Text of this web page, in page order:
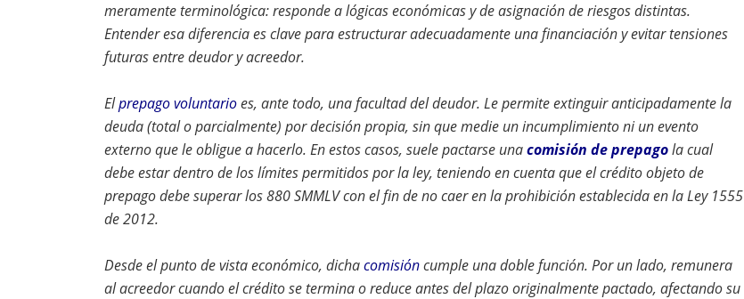
meramente terminológica: responde a lógicas económicas y de asignación de riesgos distintas.
Entender esa diferencia es clave para estructurar adecuadamente una financiación y evitar tensiones
futuras entre deudor y acreedor.
Elprepago voluntarioes, ante todo, una facultad del deudor. Le permite extinguir anticipadamente la
deuda (total o parcialmente) por decisión propia, sin que medie un incumplimiento ni un evento
externo que le obligue a hacerlo. En estos casos, suele pactarse unacomisión de prepagola cual
debe estar dentro de los límites permitidos por la ley, teniendo en cuenta que el crédito objeto de
prepago debe superar los 880 SMMLV con el fin de no caer en la prohibición establecida en la Ley 1555
de 2012.
Desde el punto de vista económico, dichacomisióncumple una doble función. Por un lado, remunera
al acreedor cuando el crédito se termina o reduce antes del plazo originalmente pactado, afectando su